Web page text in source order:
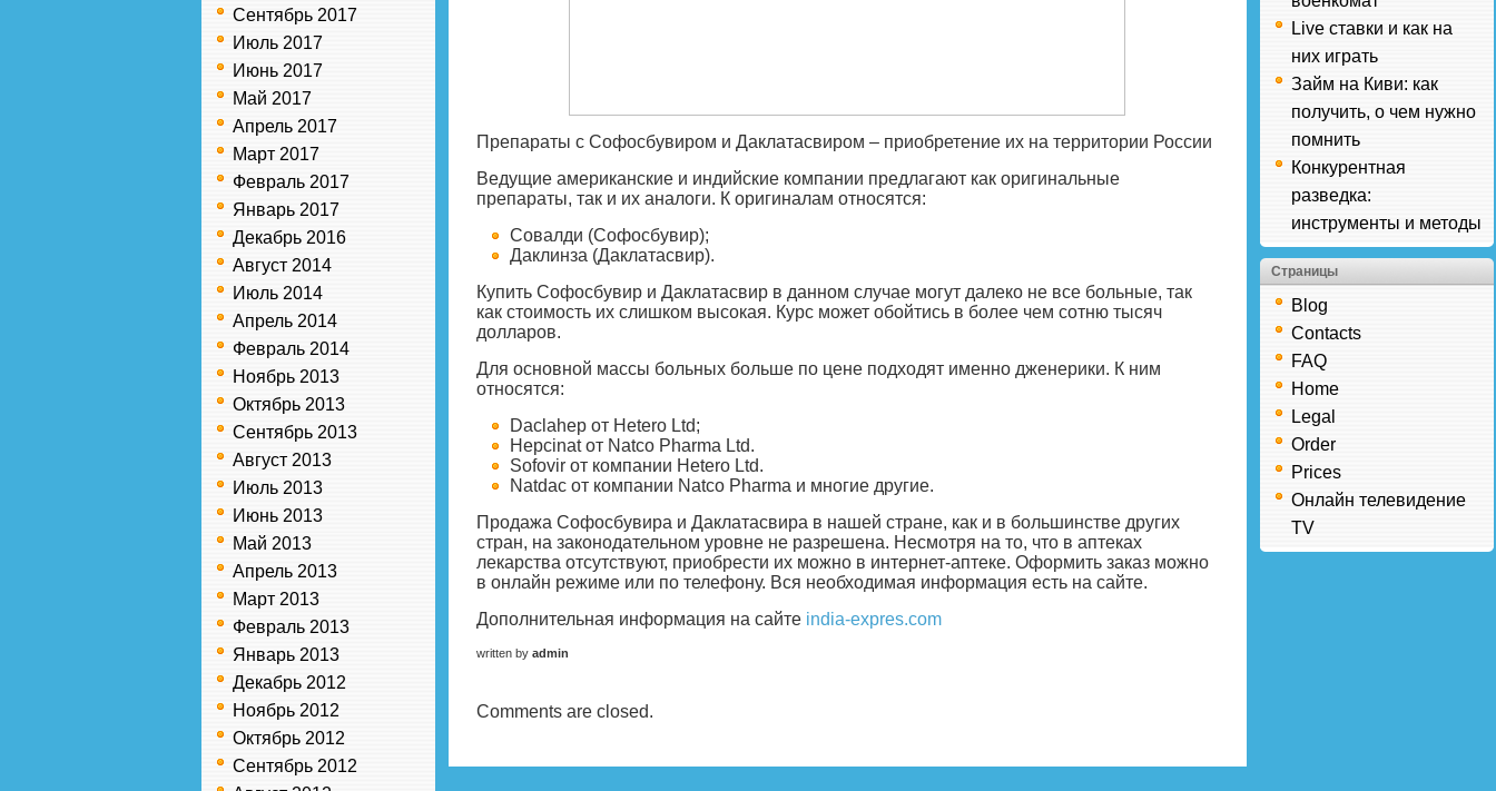
Сентябрь 2017
Июль 2017
Июнь 2017
Май 2017
Апрель 2017
Март 2017
Февраль 2017
Январь 2017
Декабрь 2016
Август 2014
Июль 2014
Апрель 2014
Февраль 2014
Ноябрь 2013
Октябрь 2013
Сентябрь 2013
Август 2013
Июль 2013
Июнь 2013
Май 2013
Апрель 2013
Март 2013
Февраль 2013
Январь 2013
Декабрь 2012
Ноябрь 2012
Октябрь 2012
Сентябрь 2012
Препараты с Софосбувиром и Даклатасвиром – приобретение их на территории России
Ведущие американские и индийские компании предлагают как оригинальные
препараты, так и их аналоги. К оригиналам относятся:
Совалди (Софосбувир);
Даклинза (Даклатасвир).
Купить Софосбувир и Даклатасвир в данном случае могут далеко не все больные, так
как стоимость их слишком высокая. Курс может обойтись в более чем сотню тысяч
долларов.
Для основной массы больных больше по цене подходят именно дженерики. К ним
относятся:
Daclahep от Hetero Ltd;
Hepcinat от Natco Pharma Ltd.
Sofovir от компании Hetero Ltd.
Natdac от компании Natco Pharma и многие другие.
Продажа Софосбувира и Даклатасвира в нашей стране, как и в большинстве других
стран, на законодательном уровне не разрешена. Несмотря на то, что в аптеках
лекарства отсутствуют, приобрести их можно в интернет-аптеке. Оформить заказ можно
в онлайн режиме или по телефону. Вся необходимая информация есть на сайте.
Дополнительная информация на сайте india-expres.com
written by admin
Comments are closed.
Live ставки и как на
них играть
Займ на Киви: как
получить, о чем нужно
помнить
Конкурентная
разведка:
инструменты и методы
Страницы
Blog
Contacts
FAQ
Home
Legal
Order
Prices
Онлайн телевидение
TV